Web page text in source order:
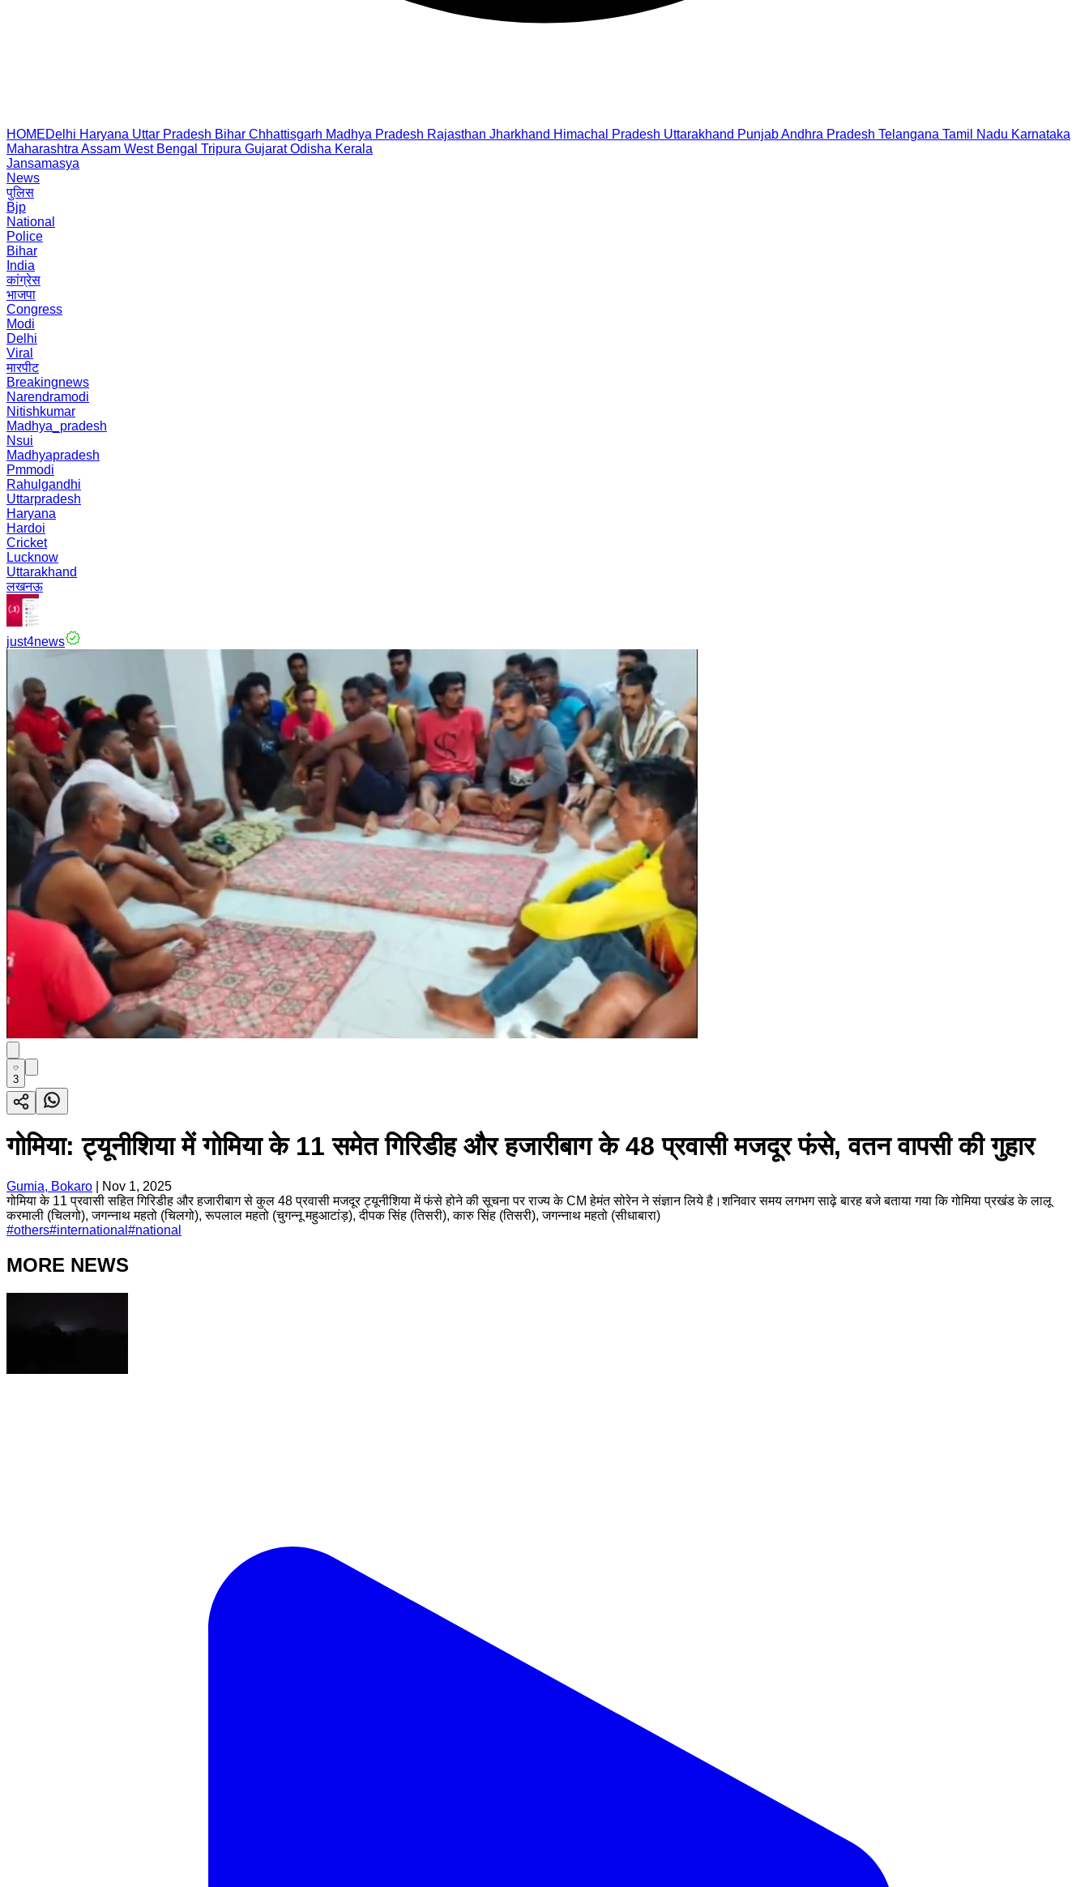
HOMEDelhi Haryana Uttar Pradesh Bihar Chhattisgarh Madhya Pradesh Rajasthan Jharkhand Himachal Pradesh Uttarakhand PunjabAndhra Pradesh Telangana Tamil Nadu Karnataka
Maharashtra Assam West Bengal Tripura Gujarat Odisha Kerala
Jansamasya
News
पुलिस
Bjp
National
Police
Bihar
India
कांग्रेस
भाजपा
Congress
Modi
Delhi
Viral
मारपीट
Breakingnews
Narendramodi
Nitishkumar
Madhya_pradesh
Nsui
Madhyapradesh
Pmmodi
Rahulgandhi
Uttarpradesh
Haryana
Hardoi
Cricket
Lucknow
Uttarakhand
लखनऊ
just4news
3
गोमिया: ट्यूनीशिया में गोमिया के 11 समेत गिरिडीह और हजारीबाग के 48 प्रवासी मजदूर फंसे, वतन वापसी की गुहार
Gumia, Bokaro
Nov 1, 2025
गोमिया के 11 प्रवासी सहित गिरिडीह और हजारीबाग से कुल 48 प्रवासी मजदूर ट्यूनीशिया में फंसे होने की सूचना पर राज्य के CM हेमंत सोरेन ने संज्ञान लिये है।शनिवार समय लगभग साढ़े बारह बजे बताया गया कि गोमिया प्रखंड के लालू
करमाली (चिलगो), जगन्नाथ महतो (चिलगो), रूपलाल महतो (चुगन्नू महुआटांड़), दीपक सिंह (तिसरी), कारु सिंह (तिसरी), जगन्नाथ महतो (सीधाबारा)
#others#international #national
MORE NEWS